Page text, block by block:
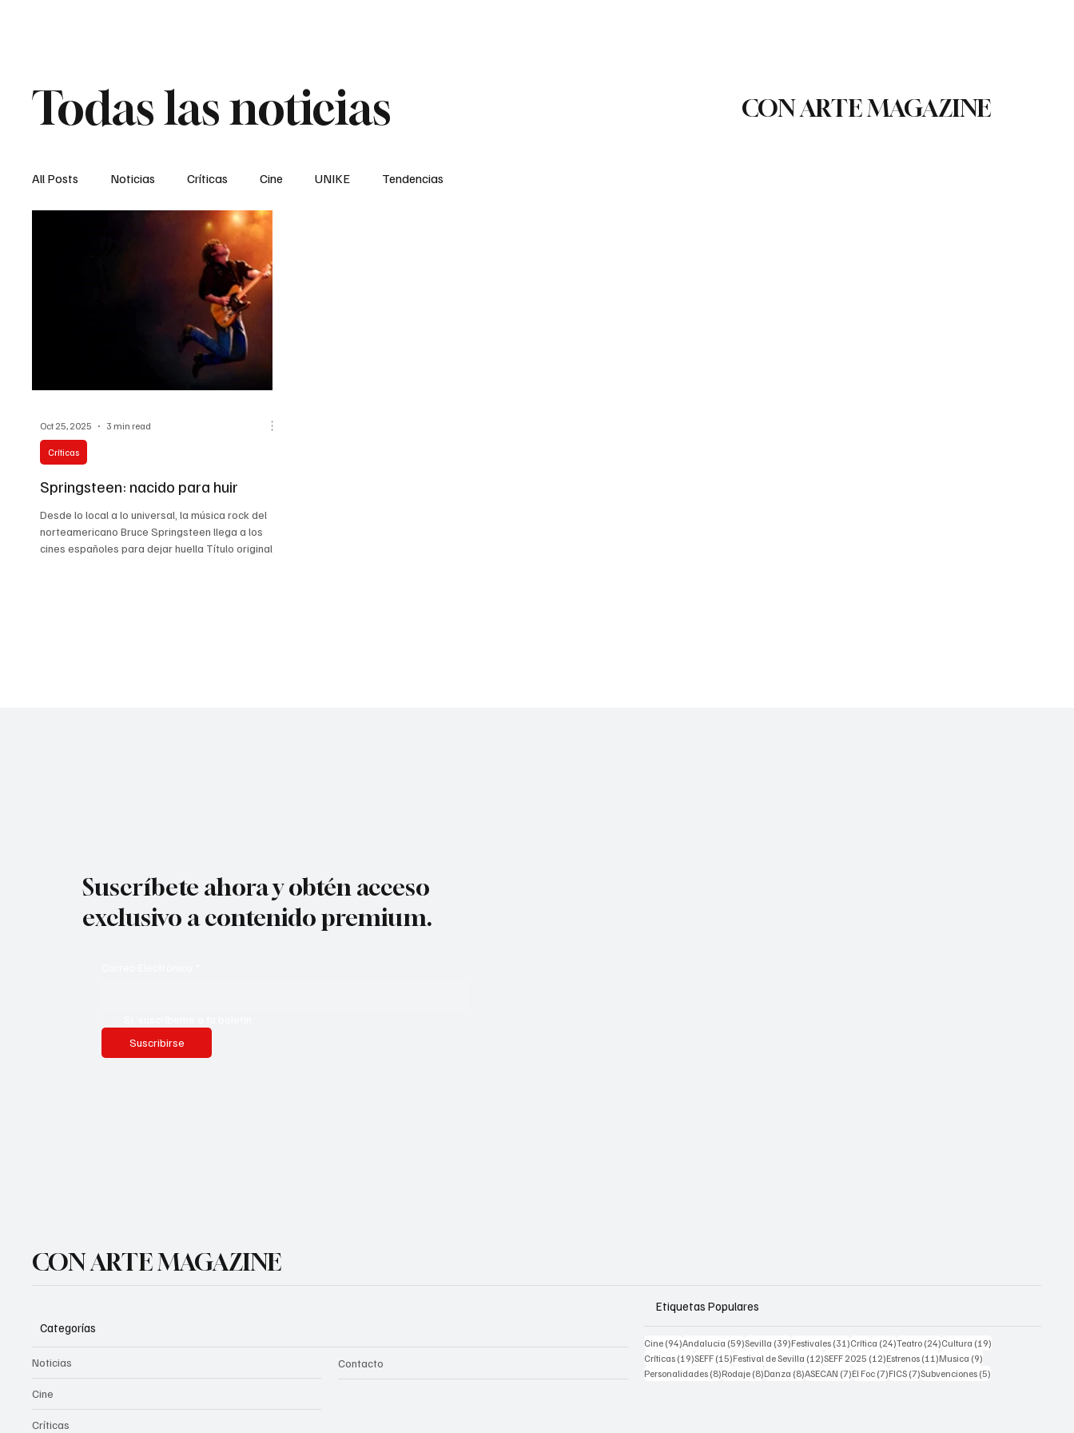
Todas las noticias CON ARTE MAGAZINE
All Posts Noticias Críticas Cine UNIKE Tendencias
Springsteen: nacido para huir
Desde lo local a lo universal, la música rock del
norteamericano Bruce Springsteen llega a los
cines españoles para dejar huella Título original :
Críticas
Oct 25, 2025 3 min read
Suscríbete ahora y obtén acceso
exclusivo a contenido premium.
Suscribirse
CON ARTE MAGAZINE
Categorías
Noticias
Cine
Críticas
Contacto
Etiquetas Populares
Cine (94)94 posts
Andalucia (59)59 posts
Sevilla (39)39 posts
Festivales (31)31 posts
Crítica (24)24 posts
Teatro (24)24 posts
Cultura (19)
Críticas (19)19 posts
SEFF (15)15 posts
Festival de Sevilla (12)12 posts
SEFF 2025 (12)12 posts
Estrenos (11)11 posts
Musica (9)
Personalidades (8)8 posts
Rodaje (8)8 posts
Danza (8)8 posts
ASECAN (7)7 posts
El Foc (7)7 posts
FICS (7)7 posts
Subvenciones (5)